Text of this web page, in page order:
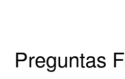
Preguntas